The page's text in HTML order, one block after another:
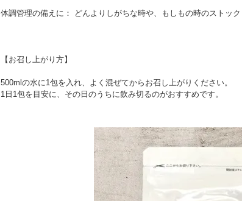
体調管理の備えに： どんよりしがちな時や、もしもの時のストック
【お召し上がり方】
500mlの水に1包を入れ、よく混ぜてからお召し上がりください。
1日1包を目安に、その日のうちに飲み切るのがおすすめです。